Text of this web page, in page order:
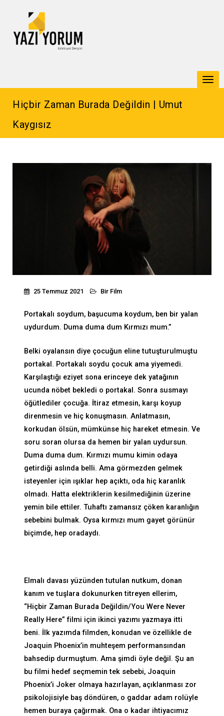
Hiçbir Zaman Burada Değildin | Umut
Kaygısız
25 Temmuz 2021 Bir Film
Portakalı soydum, başucuma koydum, ben bir yalan
uydurdum. Duma duma dum Kırmızı mum.”
Belki oyalansın diye çocuğun eline tutuşturulmuştu
portakal. Portakalı soydu çocuk ama yiyemedi.
Karşılaştığı eziyet sona erinceye dek yatağının
ucunda nöbet bekledi o portakal. Sonra susmayı
öğütlediler çocuğa. İtiraz etmesin, karşı koyup
direnmesin ve hiç konuşmasın. Anlatmasın,
korkudan ölsün, mümkünse hiç hareket etmesin. Ve
soru soran olursa da hemen bir yalan uydursun.
Duma duma dum. Kırmızı mumu kimin odaya
getirdiği aslında belli. Ama görmezden gelmek
isteyenler için ışıklar hep açıktı, oda hiç karanlık
olmadı. Hatta elektriklerin kesilmediğinin üzerine
yemin bile ettiler. Tuhaftı zamansız çöken karanlığın
sebebini bulmak. Oysa kırmızı mum gayet görünür
biçimde, hep oradaydı.
Elmalı davası yüzünden tutulan nutkum, donan
kanım ve tuşlara dokunurken titreyen ellerim,
“Hiçbir Zaman Burada Değildin/You Were Never
Really Here” filmi için ikinci yazımı yazmaya itti
beni. İlk yazımda filmden, konudan ve özellikle de
Joaquin Phoenix’in muhteşem performansından
bahsedip durmuştum. Ama şimdi öyle değil. Şu an
bu filmi hedef seçmemin tek sebebi, Joaquin
Phoenix’i Joker olmaya hazırlayan, açıklanması zor
psikolojisiyle baş döndüren, o gaddar adam rolüyle
hemen buraya çağırmak. Ona o kadar ihtiyacımız